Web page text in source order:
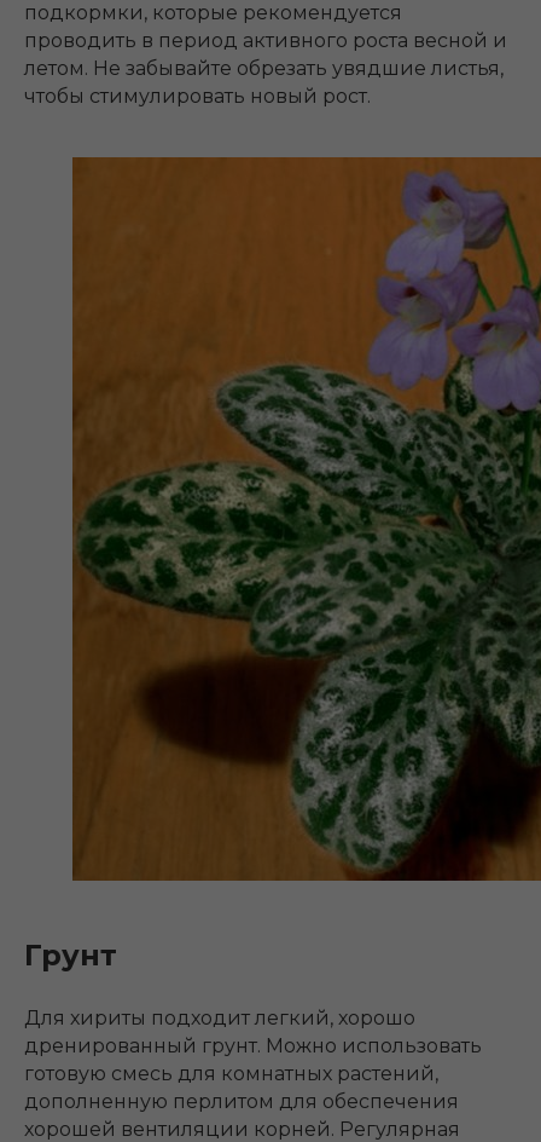
подкормки, которые рекомендуется
проводить в период активного роста весной и
летом. Не забывайте обрезать увядшие листья,
чтобы стимулировать новый рост.
Грунт
Для хириты подходит легкий, хорошо
дренированный грунт. Можно использовать
готовую смесь для комнатных растений,
дополненную перлитом для обеспечения
хорошей вентиляции корней. Регулярная